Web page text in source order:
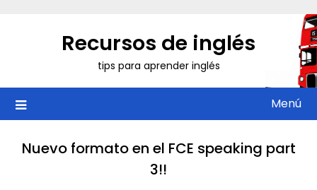
Recursos de inglés
tips para aprender inglés
Menú
Nuevo formato en el FCE speaking part
3!!